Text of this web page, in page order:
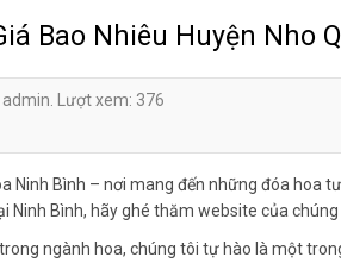
Bao Nhiêu Huyện Nho
Lượt xem: 376
Ninh Bình – nơi mang đến những đóa hoa
Ninh Bình, hãy ghé thăm website của
ngành hoa, chúng tôi tự hào là một